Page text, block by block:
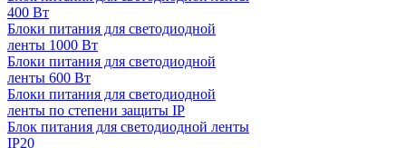
400 Вт
Блоки питания для светодиодной
ленты 1000 Вт
Блоки питания для светодиодной
ленты 600 Вт
Блоки питания для светодиодной
ленты по степени защиты IP
Блок питания для светодиодной ленты
IP20